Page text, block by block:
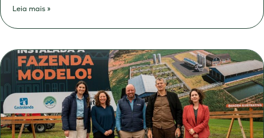
Leia mais »